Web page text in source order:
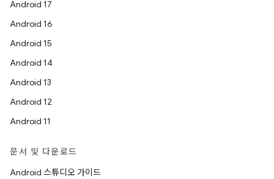
Android 17
Android 16
Android 15
Android 14
Android 13
Android 12
Android 11
문서 및 다운로드
Android 스튜디오 가이드